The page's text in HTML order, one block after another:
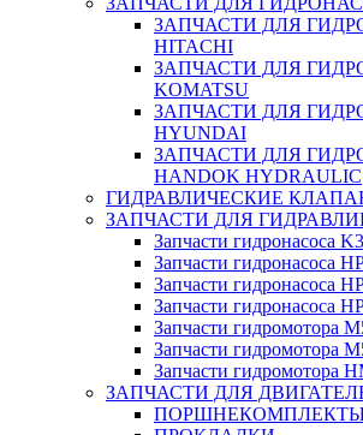
ЗАПЧАСТИ ДЛЯ
HITACHI
ЗАПЧАСТИ ДЛЯ
KOMATSU
ЗАПЧАСТИ ДЛЯ
HYUNDAI
ЗАПЧАСТИ ДЛЯ
HANDOK HYDRAULIC
ГИДРАВЛИЧЕСКИЕ
ЗАПЧАСТИ ДЛЯ
Запчасти гидронасоса
Запчасти гидронасоса
Запчасти гидронасоса
Запчасти гидронасоса
Запчасти гидромотора
Запчасти гидромотора
Запчасти гидромотора
ЗАПЧАСТИ ДЛЯ